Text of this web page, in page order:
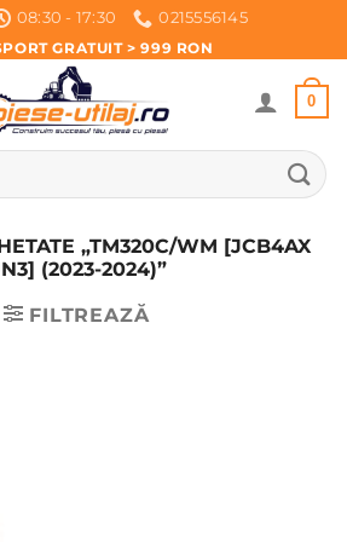
08:30 - 17:30
0215556145
GRATUIT > 999 RON
0
„TM320C/WM [JCB4AX
(2023-2024)”
FILTREAZĂ